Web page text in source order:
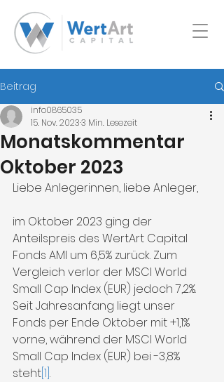
Beitrag
Monatskommentar
Oktober 2023
info0865035
15. Nov. 20233 Min. Lesezeit
Liebe Anlegerinnen, liebe Anleger,
im Oktober 2023 ging der
Anteilspreis des WertArt Capital
Fonds AMI um 6,5% zurück. Zum
Vergleich verlor der MSCI World
Small Cap Index (EUR) jedoch 7,2%.
Seit Jahresanfang liegt unser
Fonds per Ende Oktober mit +1,1%
vorne, während der MSCI World
Small Cap Index (EUR) bei -3,8%
steht[1] .